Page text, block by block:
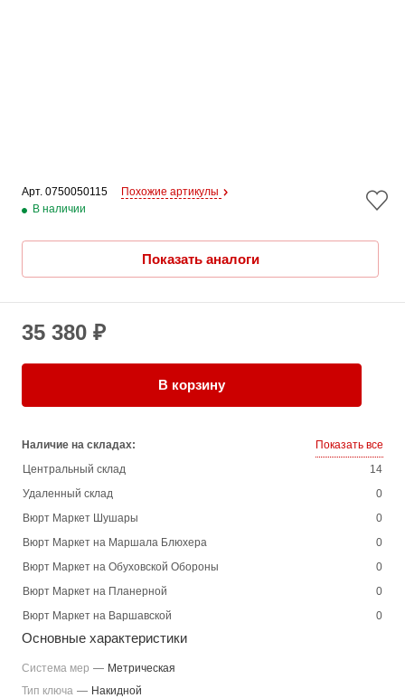
Арт. 0750050115
Похожие артикулы
В наличии
Показать аналоги
35 380 ₽
В корзину
Наличие на складах:
Показать все
Центральный склад
14
Удаленный склад
0
Вюрт Маркет Шушары
0
Вюрт Маркет на Маршала Блюхера
0
Вюрт Маркет на Обуховской Обороны
0
Вюрт Маркет на Планерной
0
Вюрт Маркет на Варшавской
0
Основные характеристики
Система мер — Метрическая
Тип ключа — Накидной